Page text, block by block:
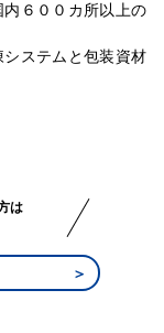
６００カ所以上の
ステムと包装資材
は